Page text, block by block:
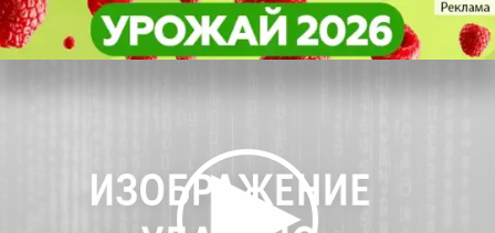
В январе стартует всероссийский
хоккейный турнир
Спорт
В январе стартует всероссийский
хоккейный турнир
Спорт
Другие новости по
Погода и курсы